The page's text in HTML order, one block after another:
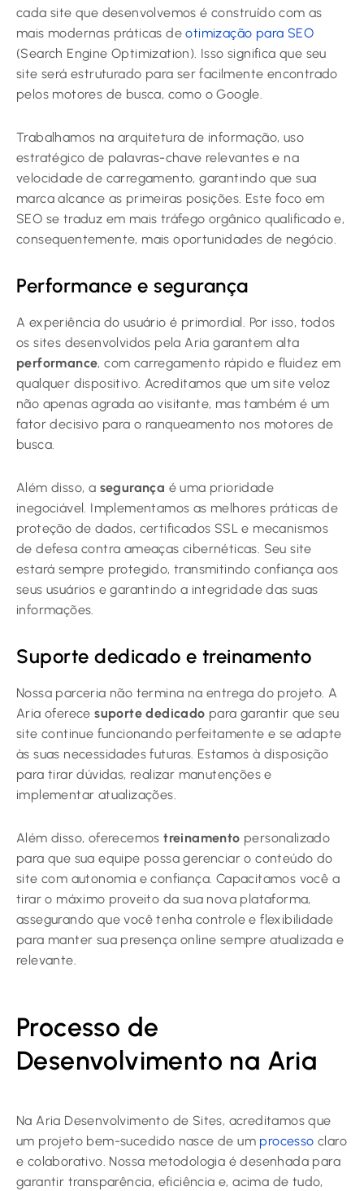
cada site que desenvolvemos é construído com as
mais modernas práticas deotimização para SEO
(Search Engine Optimization). Isso significa que seu
site será estruturado para ser facilmente encontrado
pelos motores de busca, como o Google.
Trabalhamos na arquitetura de informação, uso
estratégico de palavras-chave relevantes e na
velocidade de carregamento, garantindo que sua
marca alcance as primeiras posições. Este foco em
SEO se traduz em mais tráfego orgânico qualificado e,
consequentemente, mais oportunidades de negócio.
Performance e segurança
A experiência do usuário é primordial. Por isso, todos
os sites desenvolvidos pela Aria garantem alta
performance, com carregamento rápido e fluidez em
qualquer dispositivo. Acreditamos que um site veloz
não apenas agrada ao visitante, mas também é um
fator decisivo para o ranqueamento nos motores de
busca.
Além disso, a segurança é uma prioridade
inegociável. Implementamos as melhores práticas de
proteção de dados, certificados SSL e mecanismos
de defesa contra ameaças cibernéticas. Seu site
estará sempre protegido, transmitindo confiança aos
seus usuários e garantindo a integridade das suas
informações.
Suporte dedicado e treinamento
Nossa parceria não termina na entrega do projeto. A
Aria oferecesuporte dedicado para garantir que seu
site continue funcionando perfeitamente e se adapte
às suas necessidades futuras. Estamos à disposição
para tirar dúvidas, realizar manutenções e
implementar atualizações.
Além disso, oferecemostreinamento personalizado
para que sua equipe possa gerenciar o conteúdo do
site com autonomia e confiança. Capacitamos você a
tirar o máximo proveito da sua nova plataforma,
assegurando que você tenha controle e flexibilidade
para manter sua presença online sempre atualizada e
relevante.
Processo de
Desenvolvimento na Aria
Na Aria Desenvolvimento de Sites, acreditamos que
um projeto bem-sucedido nasce de um processo claro
e colaborativo. Nossa metodologia é desenhada para
garantir transparência, eficiência e, acima de tudo,